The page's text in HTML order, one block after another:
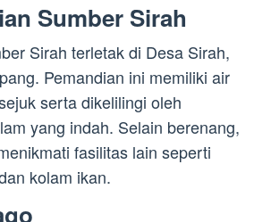
Sumber Sirah
Sirah terletak di Desa Sirah,
Pemandian ini memiliki air
serta dikelilingi oleh
yang indah. Selain berenang,
fasilitas lain seperti
kolam ikan.